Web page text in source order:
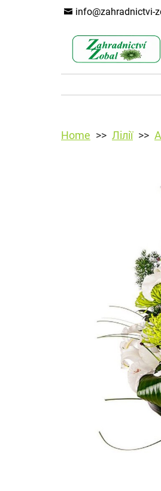
info@zahradnictvi-
Home Лілії